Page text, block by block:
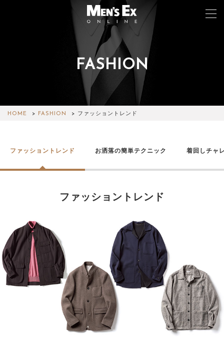
FASHION
HOME FASHION ファッショントレンド
ファッショントレンド お洒落の簡単テクニック 着回しチャ
ファッショントレンド
WATCH
LIFESTYLE
ABOUT SITE
サイトマップ